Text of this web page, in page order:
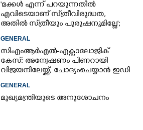
'മക്കൾ എന്ന് പറയുന്നതിൽ
എവിടെയാണ് സ്‌ത്രീവിരുദ്ധത,
അതിൽ സ്‌ത്രീയും പുരുഷനുമില്ലേ';
ആരോപണത്തിൽ പ്രതികരിച്ച്
മുഖ്യമന്ത്രി
GENERAL
സിഎംആർഎൽ-എക്സാലോജിക്
കേസ്: അന്വേഷണം പിണറായി
വിജയനിലേയ്ക്ക്, ചോദ്യംചെയ്യാൻ ഇഡി
GENERAL
മുഖ്യമന്ത്രിയുടെ അനുശോചനം